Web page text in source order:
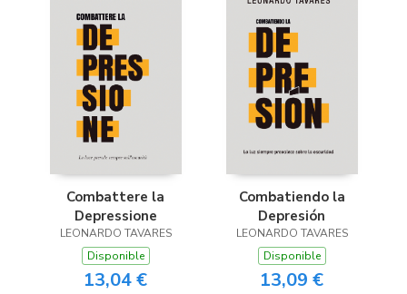
Combattere la
Depressione
LEONARDO TAVARES
Disponible
13,04 €
Combatiendo la
Depresión
LEONARDO TAVARES
Disponible
13,09 €